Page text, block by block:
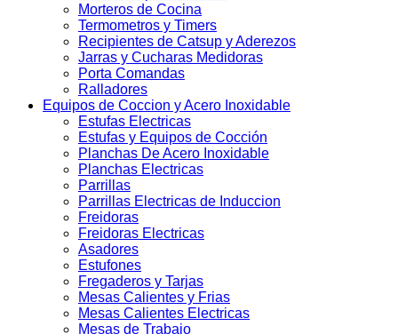
Morteros de Cocina
Termometros y Timers
Recipientes de Catsup y Aderezos
Jarras y Cucharas Medidoras
Porta Comandas
Ralladores
Equipos de Coccion y Acero Inoxidable
Estufas Electricas
Estufas y Equipos de Cocción
Planchas De Acero Inoxidable
Planchas Electricas
Parrillas
Parrillas Electricas de Induccion
Freidoras
Freidoras Electricas
Asadores
Estufones
Fregaderos y Tarjas
Mesas Calientes y Frias
Mesas Calientes Electricas
Mesas de Trabajo